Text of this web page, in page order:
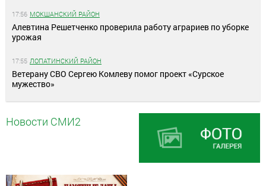
17:56 МОКШАНСКИЙ РАЙОН
Алевтина Решетченко проверила работу аграриев по уборке
урожая
17:55 ЛОПАТИНСКИЙ РАЙОН
Ветерану СВО Сергею Комлеву помог проект «Сурское
мужество»
Новости СМИ2